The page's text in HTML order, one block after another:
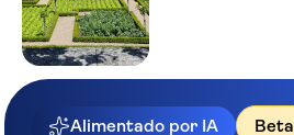
Alimentado por IA Beta